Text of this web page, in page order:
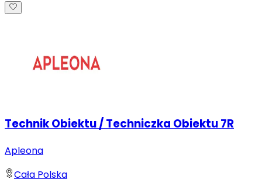
Technik Obiektu / Techniczka Obiektu 7R
Apleona
Cała Polska